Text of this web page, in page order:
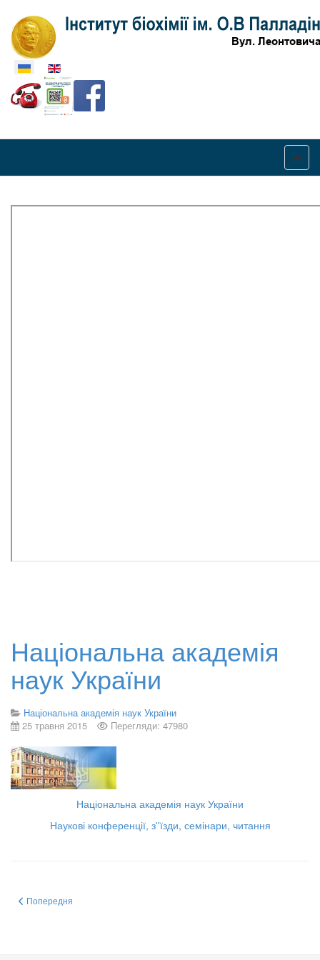
Оберіть свою мову
Національна академія
наук України
Національна академія наук України
25 травня 2015
Перегляди: 47980
Національна академія наук України
Наукові конференції, з''їзди, семінари, читання
Попередня стаття: Наукова спільнота України понесла тяжку втрату – 1
Попередня